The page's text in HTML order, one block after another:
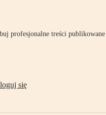
profesjonalne treści publikowane
się